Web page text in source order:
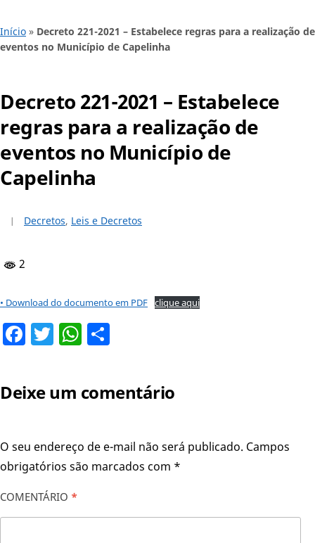
Início » Decreto 221-2021 – Estabelece regras para a realização de
eventos no Município de Capelinha
Decreto 221-2021 – Estabelece
regras para a realização de
eventos no Município de
Capelinha
Decretos, Leis e Decretos
2
• Download do documento em PDF clique aqui
Facebook
TwitterWhatsApp
Deixe um comentário
O seu endereço de e-mail não será publicado. Campos
obrigatórios são marcados com *
COMENTÁRIO *